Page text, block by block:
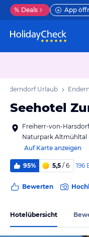
% Deals App
Enderndorf Urlaub
Seehotel
Freiherr-von-
Naturpark Altmühltal
Auf Karte anzeigen
95% 5,5 / 6 196
Bewerten
Hotelübersicht